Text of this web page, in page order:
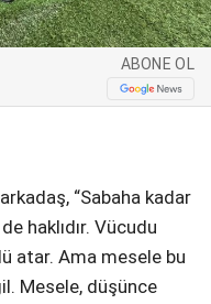
ABONE OL
“Sabaha kadar
haklıdır. Vücudu
atar. Ama mesele bu
Mesele, düşünce